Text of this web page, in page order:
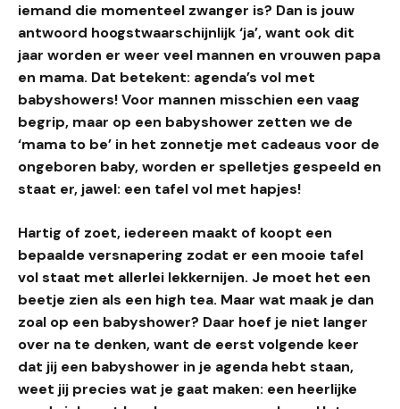
iemand die momenteel zwanger is? Dan is jouw
antwoord hoogstwaarschijnlijk ‘ja’, want ook dit
jaar worden er weer veel mannen en vrouwen papa
en mama. Dat betekent: agenda’s vol met
babyshowers! Voor mannen misschien een vaag
begrip, maar op een babyshower zetten we de
‘mama to be’ in het zonnetje met cadeaus voor de
ongeboren baby, worden er spelletjes gespeeld en
staat er, jawel: een tafel vol met hapjes!
Hartig of zoet, iedereen maakt of koopt een
bepaalde versnapering zodat er een mooie tafel
vol staat met allerlei lekkernijen. Je moet het een
beetje zien als een high tea. Maar wat maak je dan
zoal op een babyshower? Daar hoef je niet langer
over na te denken, want de eerst volgende keer
dat jij een babyshower in je agenda hebt staan,
weet jij precies wat je gaat maken: een heerlijke